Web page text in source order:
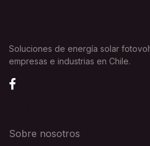
Soluciones de energía solar
empresas e industrias en Chile.
Sobre nosotros